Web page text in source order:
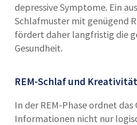
depressive Symptome. Ein
Schlafmuster mit genügend
fördert daher langfristig die
Gesundheit.
REM-Schlaf und Kreativität
In der REM-Phase ordnet das
Informationen nicht nur